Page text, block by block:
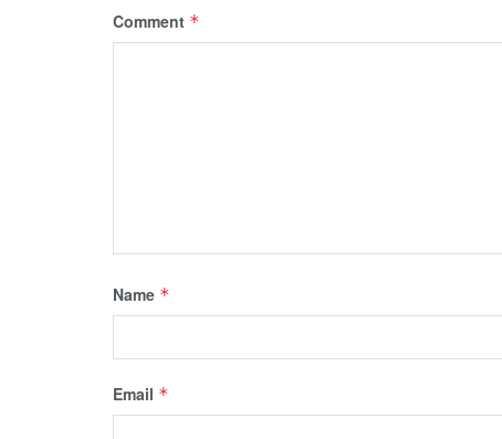
Comment *
Name *
Email *